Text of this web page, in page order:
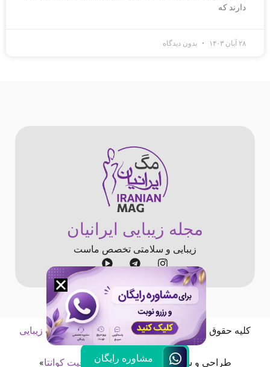
دارند که
۲۸ آبان ۱۴۰۳ بدون دیدگاه
مجله زیبایی ایرانیان
زیبایی و سلامتی تخصص ماست
کلیه حقوق « مجله اینترنتی ایرانیان» متعلق به « کلینیک زیبایی
ایرانیان» است
طراحی و سئو شده توسط «آژانس خلاقیت کوانتا» مشاوره رایگان